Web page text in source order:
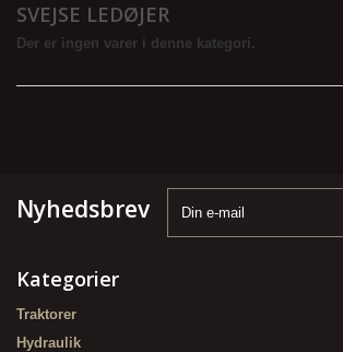
SVEJSE LEDØJER
Der er ingen varer i denne kategori.
Nyhedsbrev
Kategorier
Traktorer
Hydraulik